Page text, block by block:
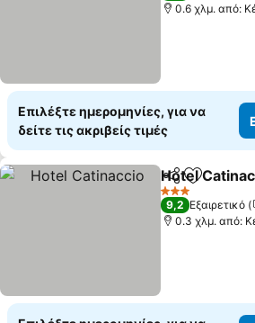
0.6 χλμ. από:
Επιλέξτε ημερομηνίες, για να
δείτε τις ακριβείς τιμές
Κοινοποίηση
Hotel
3 Αστέρια
9,2 Εξαιρετικό
0.3 χλμ. από: